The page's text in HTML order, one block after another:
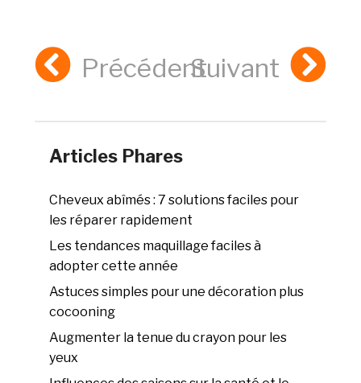
PrécédentSuivant
Articles Phares
Cheveux abîmés : 7 solutions faciles pour
les réparer rapidement
Les tendances maquillage faciles à
adopter cette année
Astuces simples pour une décoration plus
cocooning
Augmenter la tenue du crayon pour les
yeux